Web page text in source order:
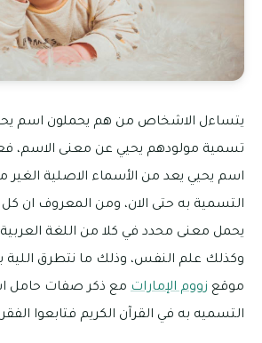
يتساءل الاشخاص من هم يحملون اسم
تسمية مولودهم يحيي عن معنى الاسم،
اسم يحيي يعد من الأسماء الاصلية الغير
التسمية به حتى الان، ومن المعروف ان
يحمل معنى محدد في كلا من اللغة العربية
وكذلك علم النفس، وذلك ما نتطرق اللية
موقع زووم الإمارات مع ذكر صفات حامل
التسميه به في القرآن الكريم فتابعوا